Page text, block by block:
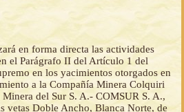
en forma directa las actividades
el Parágrafo II del Artículo 1 del
en los yacimientos otorgados en
a la Compañía Minera Colquiri
del Sur S. A.- COMSUR S. A.,
vetas Doble Ancho, Blanca Norte, de